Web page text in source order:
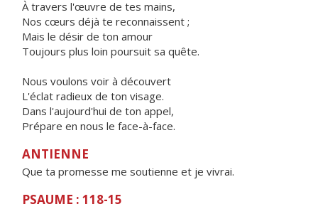
À travers l'œuvre de tes mains,
Nos cœurs déjà te reconnaissent ;
Mais le désir de ton amour
Toujours plus loin poursuit sa quête.
Nous voulons voir à découvert
L'éclat radieux de ton visage.
Dans l'aujourd'hui de ton appel,
Prépare en nous le face-à-face.
ANTIENNE
Que ta promesse me soutienne et je vivrai.
PSAUME : 118-15